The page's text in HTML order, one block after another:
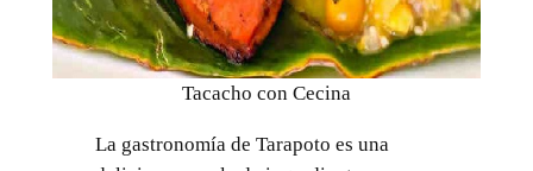
Tacacho con Cecina
La gastronomía de Tarapoto es una